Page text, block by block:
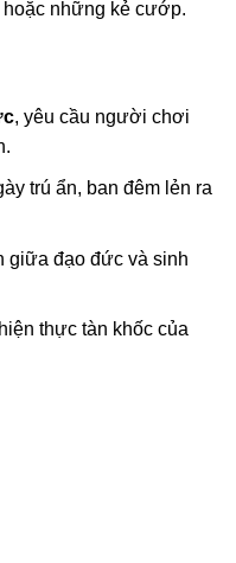
hoặc những kẻ cướp.
, yêu cầu người chơi
trú ẩn, ban đêm lẻn ra
giữa đạo đức và sinh
thực tàn khốc của